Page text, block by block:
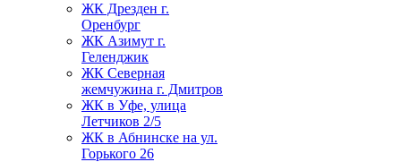
ЖК Дрезден г.
Оренбург
ЖК Азимут г.
Геленджик
ЖК Северная
жемчужина г. Дмитров
ЖК в Уфе, улица
Летчиков 2/5
ЖК в Абнинске на ул.
Горького 26